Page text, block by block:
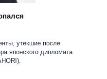
утекшие после
японского дипломата